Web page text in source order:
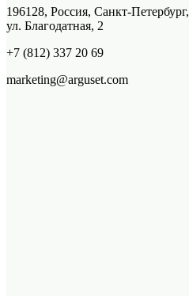
196128, Россия, Санкт-Петербург,
ул. Благодатная, 2
+7 (812) 337 20 69
marketing@arguset.com